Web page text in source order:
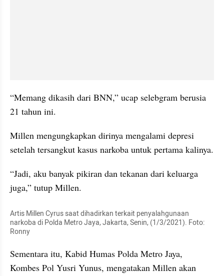
“Memang dikasih dari BNN,” ucap selebgram berusia
21 tahun ini.
Millen mengungkapkan dirinya mengalami depresi
setelah tersangkut kasus narkoba untuk pertama kalinya.
“Jadi, aku banyak pikiran dan tekanan dari keluarga
juga,” tutup Millen.
Artis Millen Cyrus saat dihadirkan terkait penyalahgunaan
narkoba di Polda Metro Jaya, Jakarta, Senin, (1/3/2021). Foto:
Ronny
Sementara itu, Kabid Humas Polda Metro Jaya,
Kombes Pol Yusri Yunus, mengatakan Millen akan